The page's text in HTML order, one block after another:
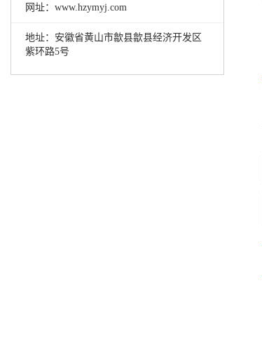
网址：www.hzymyj.com
地址：安徽省黄山市歙县歙县经济开发区
紫环路5号